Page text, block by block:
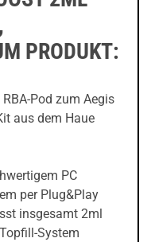
PRODUKT:
Pod zum Aegis
aus dem Haue
PC
per Plug&Play
insgesamt 2ml
System